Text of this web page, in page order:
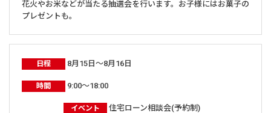
花火やお米などが当たる抽選会を行います。お子様にはお菓子の
プレゼントも。
日程 8月15日～8月16日
時間 9:00～18:00
イベント 住宅ローン相談会(予約制)